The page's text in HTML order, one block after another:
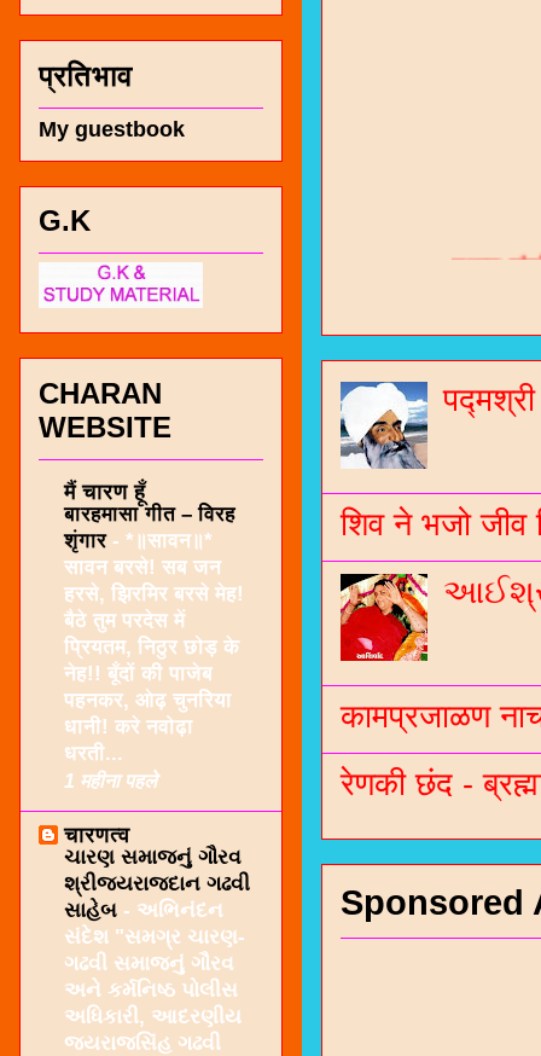
जनरल
शिव ने भजो जीव
कामप्रजाळण
रेणकी छंद -
Sponsored
प्रतिभाव
My guestbook
G.K
CHARAN
WEBSITE
मैं चारण हूँ
बारहमासा गीत – विरह
शृंगार - *॥सावन॥*
सावन बरसे! सब जन
हरसे, झिरमिर बरसे मेह!
बैठे तुम परदेस में
प्रियतम, निठुर छोड़ के
नेह!! बूँदों की पाजेब
पहनकर, ओढ़ चुनरिया
धानी! करे नवोढ़ा
धरती...
1 महीना पहले
चारणत्व
ચારણ સમાજનું ગૌરવ
શ્રીજયરાજદાન ગઢવી
સાહેબ - અભિનંદન
સંદેશ "સમગ્ર ચારણ-
ગઢવી સમાજનું ગૌરવ
અને કર્મનિષ્ઠ પોલીસ
અધિકારી, આદરણીય
જયરાજસિંહ ગઢવી